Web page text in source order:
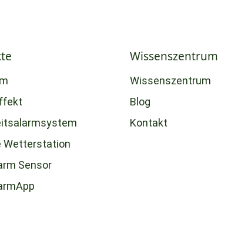
Wetterstation
Sensor
Wissenszentrum
Wissenszentrum
Blog
Kontakt